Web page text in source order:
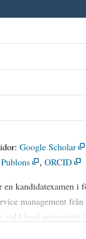
Google Scholar
Publons , ORCID
en kandidatexamen i
management från
vid Umeå universitet